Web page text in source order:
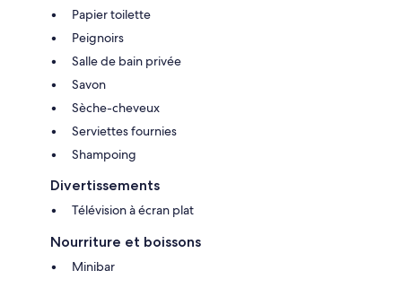
Papier toilette
Peignoirs
Salle de bain privée
Savon
Sèche-cheveux
Serviettes fournies
Shampoing
Divertissements
Télévision à écran plat
Nourriture et boissons
Minibar